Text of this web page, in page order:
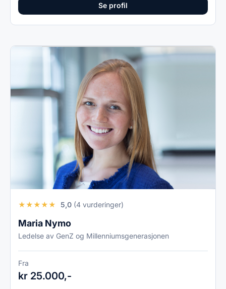
Se profil
★★★★★ 5,0 (4 vurderinger)
Maria Nymo
Ledelse av GenZ og Millenniumsgenerasjonen
Fra
kr 25.000,-